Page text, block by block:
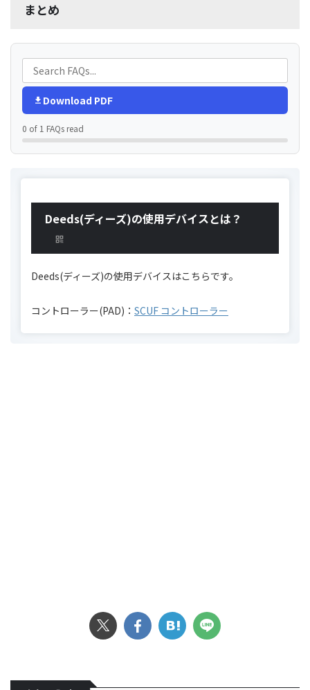
まとめ
Download PDF
0 of 1 FAQs read
Deeds(ディーズ)の使用デバイスとは？
Deeds(ディーズ)の使用デバイスはこちらです。
コントローラー(PAD)： SCUF コントローラー